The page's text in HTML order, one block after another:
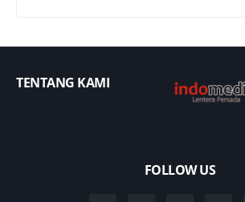
TENTANG KAMI
FOLLOW US